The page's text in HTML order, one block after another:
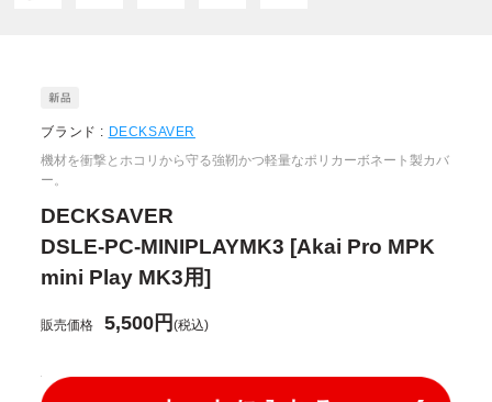
ブランド : DECKSAVER
機材を衝撃とホコリから守る強靭かつ軽量なポリカーボネート製カバ
ー。
DECKSAVER
DSLE-PC-MINIPLAYMK3 [Akai Pro MPK
mini Play MK3用]
販売価格 5,500円(税込)